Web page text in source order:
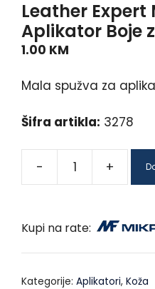
Leather Expert
Aplikator Boje
1.00 KM
Mala spužva za
Šifra artikla: 3278
- +
Kupi na rate:
Kategorije: Aplikatori, Koža